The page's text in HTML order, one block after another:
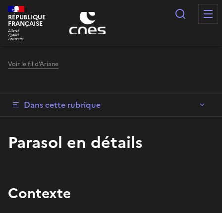
Panneau de gestion des cookies
RÉPUBLIQUE
FRANÇAISE
Voir le fil d'Ariane
Dans cette rubrique
Parasol en détails
Contexte